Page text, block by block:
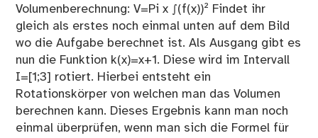
Volumenberechnung: V=Pi x ∫(f(x))² Findet ihr
gleich als erstes noch einmal unten auf dem Bild
wo die Aufgabe berechnet ist. Als Ausgang gibt es
nun die Funktion k(x)=x+1. Diese wird im Intervall
I=[1;3] rotiert. Hierbei entsteht ein
Rotationskörper von welchen man das Volumen
berechnen kann. Dieses Ergebnis kann man noch
einmal überprüfen, wenn man sich die Formel für